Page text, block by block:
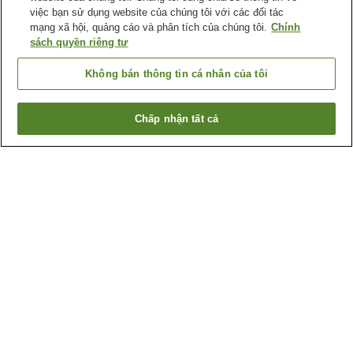
Quay lại trang trước
việc bạn sử dụng website của chúng tôi với các đối tác
mạng xã hội, quảng cáo và phân tích của chúng tôi. Chính
sách quyền riêng tư
Không bán thông tin cá nhân của tôi
Chấp nhận tất cả